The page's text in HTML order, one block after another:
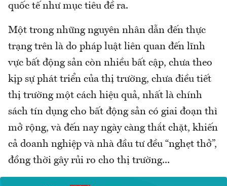
quốc tế như mục tiêu đề ra.
Một trong những nguyên nhân dẫn đến thực
trạng trên là do pháp luật liên quan đến lĩnh
vực bất động sản còn nhiều bất cập, chưa theo
kịp sự phát triển của thị trường, chưa điều tiết
thị trường một cách hiệu quả, nhất là chính
sách tín dụng cho bất động sản có giai đoạn thì
mở rộng, và đến nay ngày càng thắt chặt, khiến
cả doanh nghiệp và nhà đầu tư đều “nghẹt thở”,
đồng thời gây rủi ro cho thị trường...